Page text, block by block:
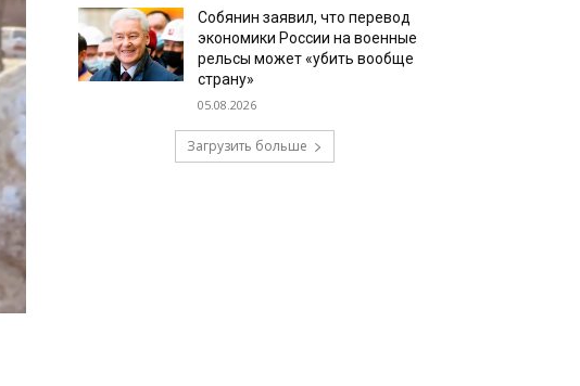
Собянин заявил, что перевод
экономики России на военные
рельсы может «убить вообще
страну»
05.08.2026
Загрузить больше